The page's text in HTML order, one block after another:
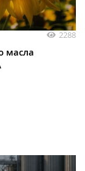
2288
масла